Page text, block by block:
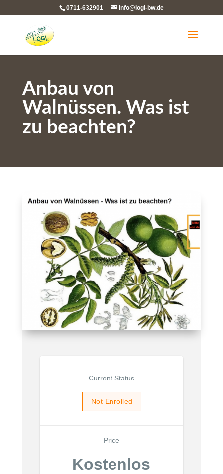
0711-632901 info@logl-bw.de
Anbau von
Walnüssen. Was ist
zu beachten?
Current Status
Not Enrolled
Price
Kostenlos